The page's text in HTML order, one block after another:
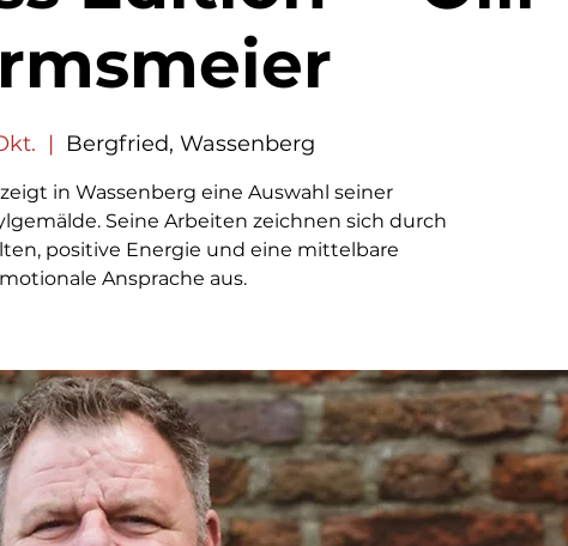
  |
Bergfried, Wassenberg
in Wassenberg eine Auswahl seiner
Seine Arbeiten zeichnen sich durch
positive Energie und eine mittelbare
Ansprache aus.